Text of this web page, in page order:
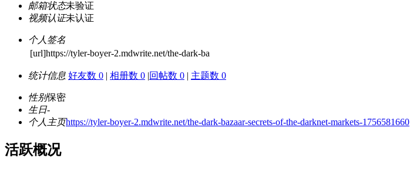
邮箱状态未验证
视频认证未认证
个人签名
[url]https://tyler-boyer-2.mdwrite.net/the-dark-ba
统计信息 好友数 0 | 相册数 0 |回帖数 0 | 主题数 0
性别保密
生日-
个人主页https://tyler-boyer-2.mdwrite.net/the-dark-bazaar-secrets-of-the-darknet-markets-1756581660
活跃概况